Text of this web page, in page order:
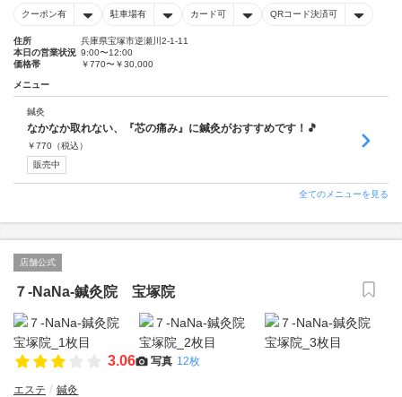
クーポン有 駐車場有 カード可 QRコード決済可
住所
兵庫県宝塚市逆瀬川2-1-11
本日の営業状況 9:00〜12:00
価格帯
￥770〜￥30,000
メニュー
鍼灸
なかなか取れない、『芯の痛み』に鍼灸がおすすめです！🎵
￥770 （税込）
販売中
全てのメニューを見る
店舗公式
７-NaNa-鍼灸院 宝塚院
3.06 写真 12枚
エステ 鍼灸